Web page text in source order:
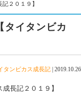
２０１９】
イタンビカ
タンビカス成長記 2019.10.26
長記２０１９】